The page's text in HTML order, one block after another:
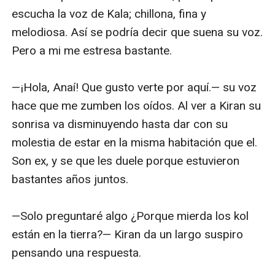
escucha la voz de Kala; chillona, fina y
melodiosa. Así se podría decir que suena su voz.
Pero a mi me estresa bastante.
—¡Hola, Anaí! Que gusto verte por aquí.— su voz
hace que me zumben los oídos. Al ver a Kiran su
sonrisa va disminuyendo hasta dar con su
molestia de estar en la misma habitación que el.
Son ex, y se que les duele porque estuvieron
bastantes años juntos.
—Solo preguntaré algo ¿Porque mierda los kol
están en la tierra?— Kiran da un largo suspiro
pensando una respuesta.